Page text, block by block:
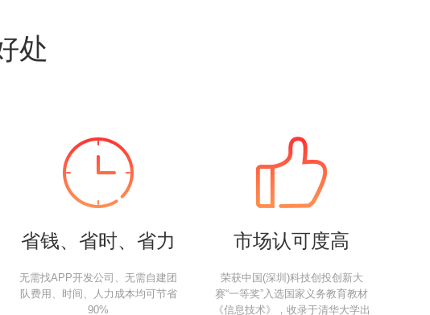
处
省钱、省时、省力
无需找APP开发公司、无需自建团
队费用、时间、人力成本均可节省
90%
市场认可度高
荣获中国(深圳)科技创投创新大
赛“一等奖”入选国家义务教育教材
《信息技术》，收录于清华大学出